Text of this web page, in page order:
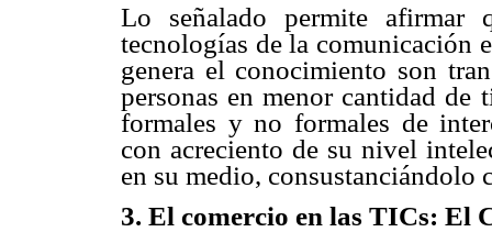
Lo señalado permite afirmar
tecnologías de la comunicación
genera el conocimiento son
personas en menor cantidad de
formales y no formales de
con acreciento de su nivel
en su medio, consustanciándolo
3. El comercio en las TICs: El